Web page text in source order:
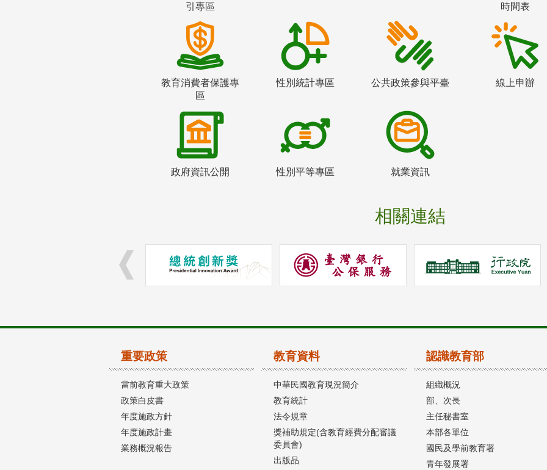
引專區
時間表
教育消費者保護專
區
性別統計專區 公共政策參與平臺 線上申辦
政府資訊公開 性別平等專區 就業資訊
相關連結
重要政策
當前教育重大政策
政策白皮書
年度施政方針
年度施政計畫
業務概況報告
教育資料
中華民國教育現況簡介
教育統計
法令規章
獎補助規定(含教育經費分配審議
委員會)
出版品
認識教育部
組織概況
部、次長
主任秘書室
本部各單位
國民及學前教育署
青年發展署